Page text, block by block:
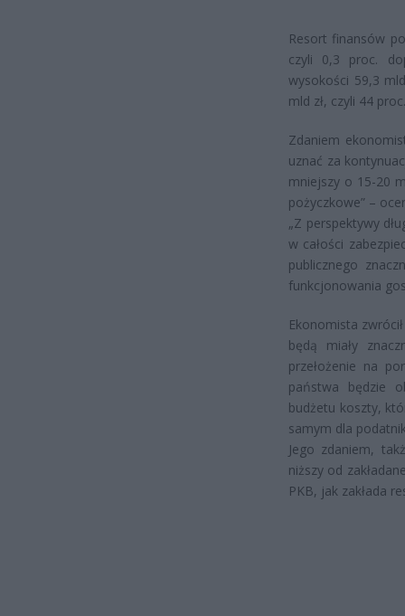
Resort finansów
czyli 0,3 proc.
wysokości 59,3
mld zł, czyli 44
Zdaniem
uznać za
mniejszy o 15-20
pożyczkowe” –
„Z perspektywy
w całości
publicznego
funkcjonowania
Ekonomista
będą miały
przełożenie na
państwa będzie
budżetu koszty,
samym dla
Jego zdaniem,
niższy od
PKB, jak zakłada